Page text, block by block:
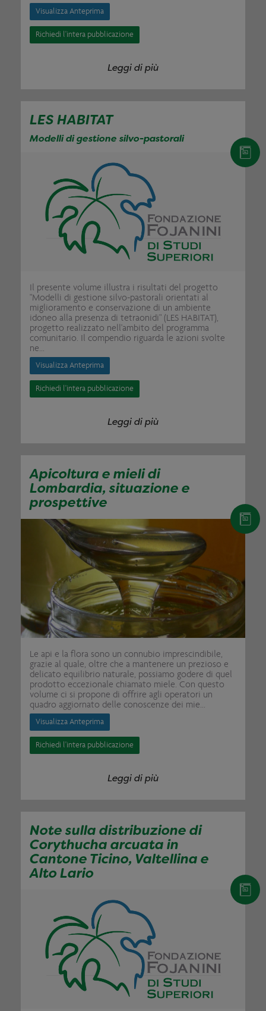
Visualizza Anteprima
Richiedi l'intera pubblicazione
Leggi di più
LES HABITAT
Modelli di gestione silvo-pastorali
Il presente volume illustra i risultati del progetto
"Modelli di gestione silvo-pastorali orientati al
miglioramento e conservazione di un ambiente
idoneo alla presenza di tetraonidi" (LES HABITAT),
progetto realizzato nell'ambito del programma
comunitario. Il compendio riguarda le azioni svolte
ne...
Visualizza Anteprima
Richiedi l'intera pubblicazione
Leggi di più
Apicoltura e mieli di
Lombardia, situazione e
prospettive
Le api e la flora sono un connubio imprescindibile,
grazie al quale, oltre che a mantenere un prezioso e
delicato equilibrio naturale, possiamo godere di quel
prodotto eccezionale chiamato miele. Con questo
volume ci si propone di offrire agli operatori un
quadro aggiornato delle conoscenze dei mie...
Visualizza Anteprima
Richiedi l'intera pubblicazione
Leggi di più
Note sulla distribuzione di
Corythucha arcuata in
Cantone Ticino, Valtellina e
Alto Lario